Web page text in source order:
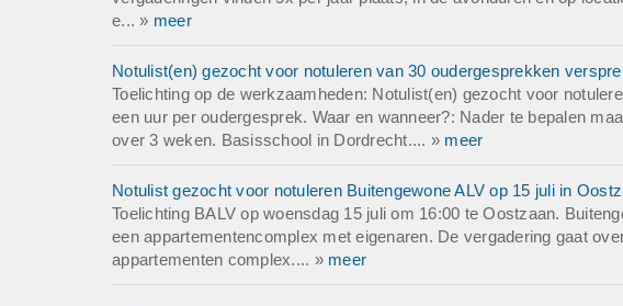
e... » meer
Notulist(en) gezocht voor notuleren van 30 oudergesprekken
Toelichting op de werkzaamheden: Notulist(en) gezocht voor
een uur per oudergesprek. Waar en wanneer?: Nader te bepalen
over 3 weken. Basisschool in Dordrecht.... » meer
Notulist gezocht voor notuleren Buitengewone ALV op 15 juli in
Toelichting BALV op woensdag 15 juli om 16:00 te Oostzaan.
een appartementencomplex met eigenaren. De vergadering gaat
appartementen complex.... » meer